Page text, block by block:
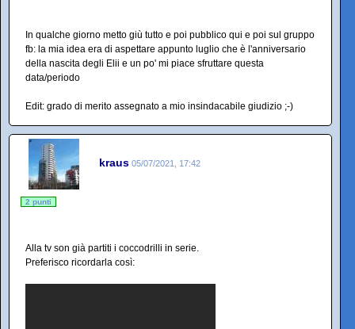
In qualche giorno metto giù tutto e poi pubblico qui e poi sul gruppo
fb: la mia idea era di aspettare appunto luglio che è l'anniversario
della nascita degli Elii e un po' mi piace sfruttare questa
data/periodo
Edit: grado di merito assegnato a mio insindacabile giudizio ;-)
kraus 05/07/2021, 17:42
2 punti
Alla tv son già partiti i coccodrilli in serie.
Preferisco ricordarla così: